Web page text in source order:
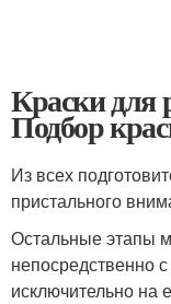
Краски для
Подбор
Из всех
пристального
Остальные этапы
непосредственно
исключительно на